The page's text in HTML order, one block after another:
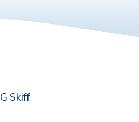
G Skiff